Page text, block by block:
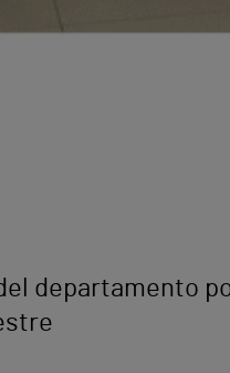
departamento